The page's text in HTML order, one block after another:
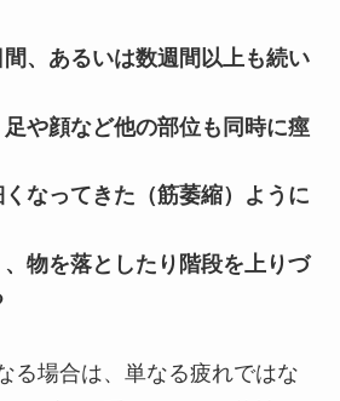
、あるいは数週間以上も続い
や顔など他の部位も同時に痙
なってきた（筋萎縮）ように
物を落としたり階段を上りづ
る場合は、単なる疲れではな